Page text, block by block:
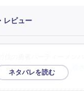
レビュー
報がもたらされる。 …続き